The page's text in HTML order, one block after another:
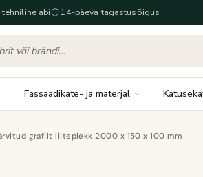
abi 14-päeva tagastusõigus
Fassaadikate- ja materjal
grafiit liiteplekk 2000 x 150 x 100 mm